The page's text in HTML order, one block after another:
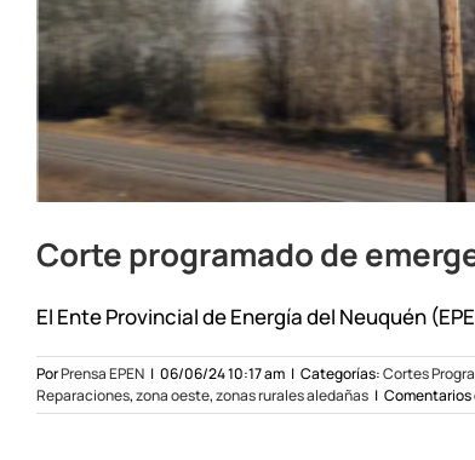
Corte programado de
El Ente Provincial de Energía del Neuquén
PorPrensa EPEN | 06/06/24 10:17 am | Categorías:Cortes
Reparaciones,zona oeste,zonas rurales aledañas |